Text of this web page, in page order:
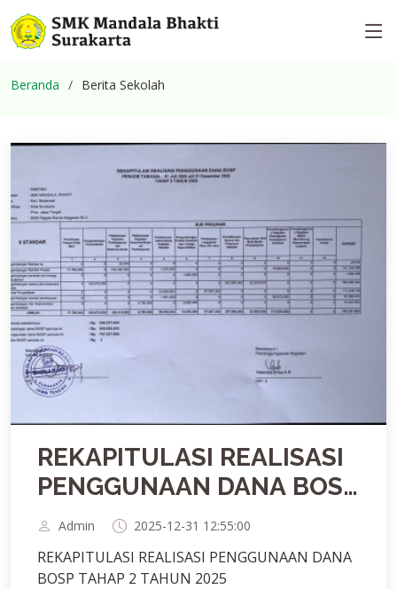
Beranda Berita Sekolah
REKAPITULASI REALISASI
PENGGUNAAN DANA BOSP
TAHAP 2 TAHUN 2025
Admin 2025-12-31 12:55:00
REKAPITULASI REALISASI PENGGUNAAN DANA
BOSP TAHAP 2 TAHUN 2025